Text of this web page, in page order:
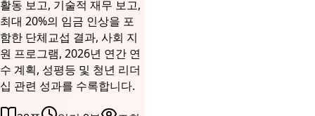
활동 보고, 기술적 재무 보고,
최대 20%의 임금 인상을 포
함한 단체교섭 결과, 사회 지
원 프로그램, 2026년 연간 연
수 계획, 성평등 및 청년 리더
십 관련 성과를 수록합니다.